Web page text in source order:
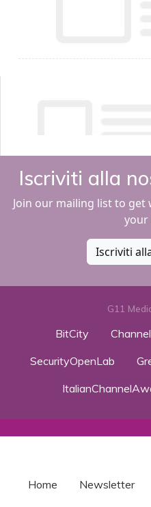
Iscriviti alla
Join our mailing list to get
your
Iscriviti
G11
BitCity
SecurityOpenLab
Home Newsletter